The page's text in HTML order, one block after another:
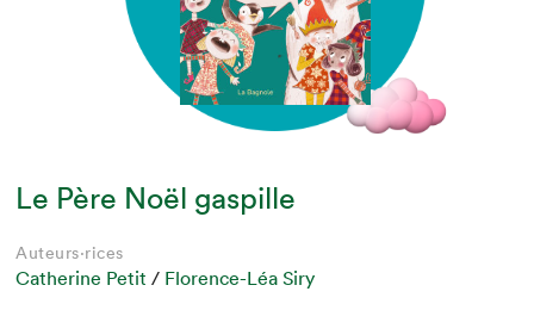
Le Père Noël gaspille
Auteurs·rices
Catherine Petit / Florence-Léa Siry